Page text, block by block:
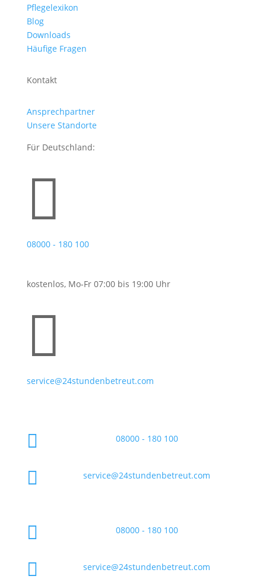
Pflegelexikon
Blog
Downloads
Häufige Fragen
Kontakt
Ansprechpartner
Unsere Standorte
Für Deutschland:

08000 - 180 100
kostenlos, Mo-Fr 07:00 bis 19:00 Uhr

service@24stundenbetreut.com
 08000 - 180 100
 service@24stundenbetreut.com
 08000 - 180 100
 service@24stundenbetreut.com